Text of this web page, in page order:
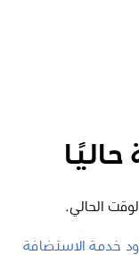
حاليًا
الحالي.
خدمة الاستضافة